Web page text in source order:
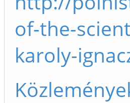
of-the-
karoly-